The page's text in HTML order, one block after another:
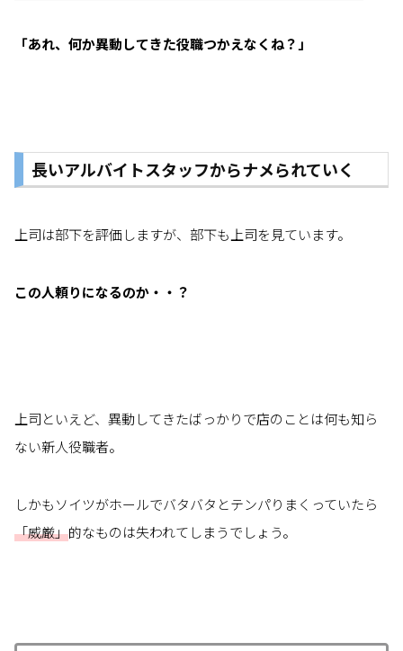
「あれ、何か異動してきた役職つかえなくね？」
長いアルバイトスタッフからナメられていく
上司は部下を評価しますが、部下も上司を見ています。
この人頼りになるのか・・？
上司といえど、異動してきたばっかりで店のことは何も知ら
ない新人役職者。
しかもソイツがホールでバタバタとテンパりまくっていたら
「威厳」的なものは失われてしまうでしょう。